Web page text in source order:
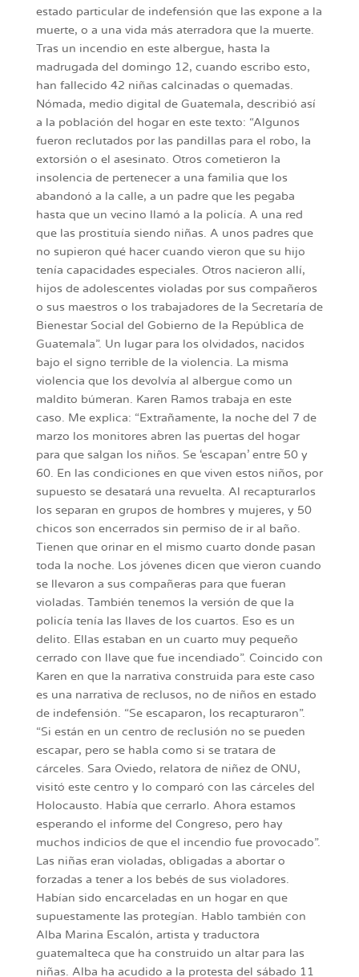
estado particular de indefensión que las expone a la
muerte, o a una vida más aterradora que la muerte.
Tras un incendio en este albergue, hasta la
madrugada del domingo 12, cuando escribo esto,
han fallecido 42 niñas calcinadas o quemadas.
Nómada, medio digital de Guatemala, describió así
a la población del hogar en este texto: “Algunos
fueron reclutados por las pandillas para el robo, la
extorsión o el asesinato. Otros cometieron la
insolencia de pertenecer a una familia que los
abandonó a la calle, a un padre que les pegaba
hasta que un vecino llamó a la policía. A una red
que las prostituía siendo niñas. A unos padres que
no supieron qué hacer cuando vieron que su hijo
tenía capacidades especiales. Otros nacieron allí,
hijos de adolescentes violadas por sus compañeros
o sus maestros o los trabajadores de la Secretaría de
Bienestar Social del Gobierno de la República de
Guatemala”. Un lugar para los olvidados, nacidos
bajo el signo terrible de la violencia. La misma
violencia que los devolvía al albergue como un
maldito búmeran. Karen Ramos trabaja en este
caso. Me explica: “Extrañamente, la noche del 7 de
marzo los monitores abren las puertas del hogar
para que salgan los niños. Se ‘escapan’ entre 50 y
60. En las condiciones en que viven estos niños, por
supuesto se desatará una revuelta. Al recapturarlos
los separan en grupos de hombres y mujeres, y 50
chicos son encerrados sin permiso de ir al baño.
Tienen que orinar en el mismo cuarto donde pasan
toda la noche. Los jóvenes dicen que vieron cuando
se llevaron a sus compañeras para que fueran
violadas. También tenemos la versión de que la
policía tenía las llaves de los cuartos. Eso es un
delito. Ellas estaban en un cuarto muy pequeño
cerrado con llave que fue incendiado”. Coincido con
Karen en que la narrativa construida para este caso
es una narrativa de reclusos, no de niños en estado
de indefensión. “Se escaparon, los recapturaron”.
“Si están en un centro de reclusión no se pueden
escapar, pero se habla como si se tratara de
cárceles. Sara Oviedo, relatora de niñez de ONU,
visitó este centro y lo comparó con las cárceles del
Holocausto. Había que cerrarlo. Ahora estamos
esperando el informe del Congreso, pero hay
muchos indicios de que el incendio fue provocado”.
Las niñas eran violadas, obligadas a abortar o
forzadas a tener a los bebés de sus violadores.
Habían sido encarceladas en un hogar en que
supuestamente las protegían. Hablo también con
Alba Marina Escalón, artista y traductora
guatemalteca que ha construido un altar para las
niñas. Alba ha acudido a la protesta del sábado 11